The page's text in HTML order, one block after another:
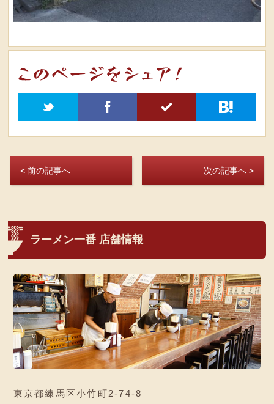
t f 5 h
< 前の記事へ 次の記事へ >
ラーメン一番 店舗情報
東京都練馬区小竹町2-74-8